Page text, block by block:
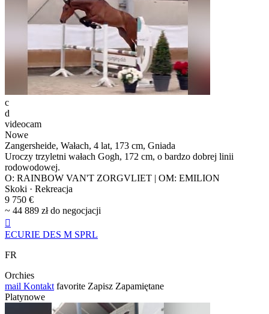
c
d
videocam
Nowe
Zangersheide, Wałach, 4 lat, 173 cm, Gniada
Uroczy trzyletni wałach Gogh, 172 cm, o bardzo dobrej linii
rodowodowej.
O: RAINBOW VAN'T ZORGVLIET | OM: EMILION
Skoki · Rekreacja
9 750 €
~ 44 889 zł do negocjacji

ECURIE DES M SPRL
FR
Orchies
mail Kontakt favorite Zapisz Zapamiętane
Platynowe